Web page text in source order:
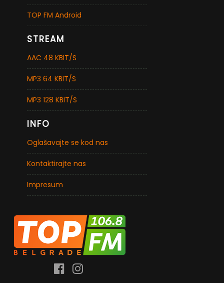
TOP FM Android
STREAM
AAC 48 KBIT/S
MP3 64 KBIT/S
MP3 128 KBIT/S
INFO
Oglašavajte se kod nas
Kontaktirajte nas
Impresum